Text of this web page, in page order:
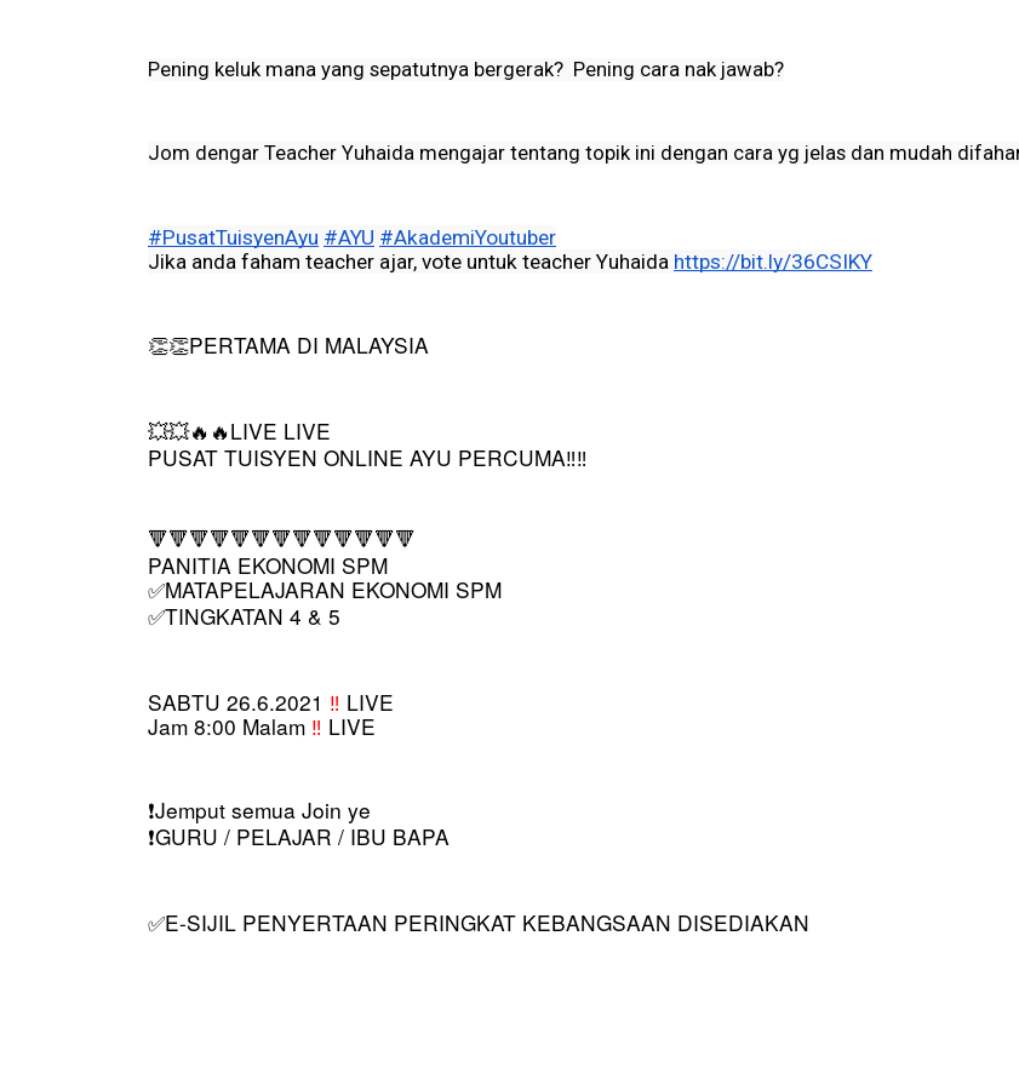
Pening keluk mana yang sepatutnya bergerak?  Pening cara nak jawab?
Jom dengar Teacher Yuhaida mengajar tentang topik ini dengan cara yg jelas dan mudah
#PusatTuisyenAyu​​​​​​​​ #AYU​​​​​​​​ #AkademiYoutuber​​​​​​​​
Jika anda faham teacher ajar, vote untuk teacher Yuhaida https://bit.ly/36CSIKY​​​​​​​
👏👏PERTAMA DI MALAYSIA
💥💥🔥🔥 LIVE LIVE
PUSAT TUISYEN ONLINE AYU PERCUMA‼️‼️
🔻🔻🔻🔻🔻🔻🔻🔻🔻🔻🔻🔻🔻
PANITIA EKONOMI SPM
✅MATAPELAJARAN EKONOMI SPM
✅TINGKATAN 4 & 5
SABTU 26.6.2021 ‼️ LIVE
Jam 8:00 Malam ‼️ LIVE
❗️Jemput semua Join ye
❗️GURU / PELAJAR / IBU BAPA
✅E-SIJIL PENYERTAAN PERINGKAT KEBANGSAAN DISEDIAKAN